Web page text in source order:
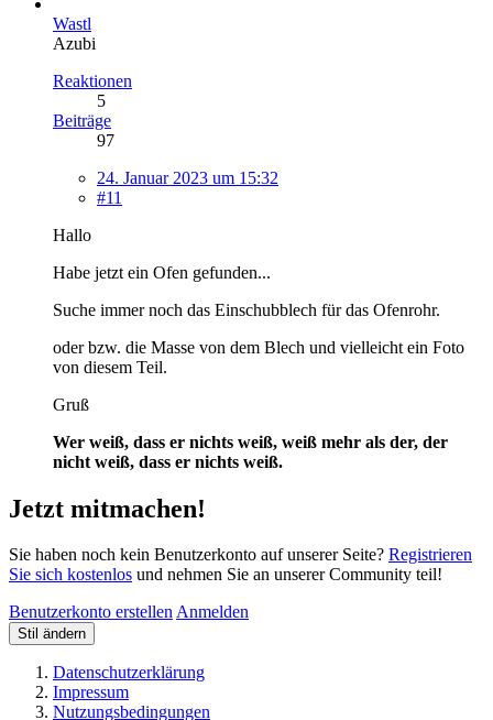
Wastl
Azubi
Reaktionen
5
Beiträge
97
24. Januar 2023 um 15:32
#11
Hallo
Habe jetzt ein Ofen gefunden...
Suche immer noch das Einschubblech für das Ofenrohr.
oder bzw. die Masse von dem Blech und vielleicht ein Foto
von diesem Teil.
Gruß
Wer weiß, dass er nichts weiß, weiß mehr als der, der
nicht weiß, dass er nichts weiß.
Jetzt mitmachen!
Sie haben noch kein Benutzerkonto auf unserer Seite? Registrieren
Sie sich kostenlos und nehmen Sie an unserer Community teil!
Benutzerkonto erstellenAnmelden
Stil ändern
Datenschutzerklärung
Impressum
Nutzungsbedingungen